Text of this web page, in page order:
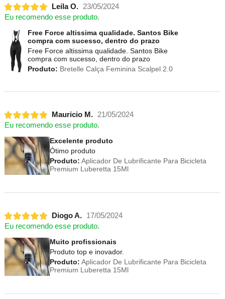
Leila O.
23/05/2024
Eu recomendo esse produto.
Free Force altissima qualidade. Santos Bike
compra com sucesso, dentro do prazo
Free Force altissima qualidade. Santos Bike
compra com sucesso, dentro do prazo
Produto: Bretelle Calça Feminina Scalpel 2.0
Mauricio M.
21/05/2024
Eu recomendo esse produto.
Excelente produto
Ótimo produto
Produto: Aplicador De Lubrificante Para Bicicleta
Premium Luberetta 15Ml
Diogo A.
17/05/2024
Eu recomendo esse produto.
Muito profissionais
Produto top e inovador.
Produto: Aplicador De Lubrificante Para Bicicleta
Premium Luberetta 15Ml